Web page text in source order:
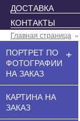
ДОСТАВКА
КОНТАКТЫ
Главная страница »
+
ПОРТРЕТ ПО
ФОТОГРАФИИ
НА ЗАКАЗ
КАРТИНА НА
ЗАКАЗ